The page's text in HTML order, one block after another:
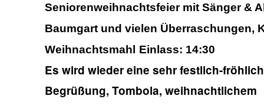
Seniorenweihnachtsfeier mit Sänger &
Baumgart und vielen Überraschungen,
Weihnachtsmahl
Einlass: 14:30
Es wird wieder eine sehr festlich-
Begrüßung, Tombola, weihnachtlichem